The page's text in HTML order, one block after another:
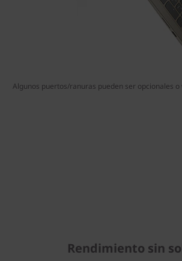
Algunos puertos/ranuras pueden ser opcionales
Rendimiento sin